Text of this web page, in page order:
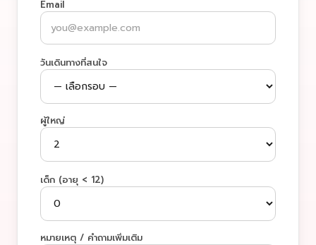
Email
วันเดินทางที่สนใจ
ผู้ใหญ่
เด็ก (อายุ < 12)
หมายเหตุ / คำถามเพิ่มเติม